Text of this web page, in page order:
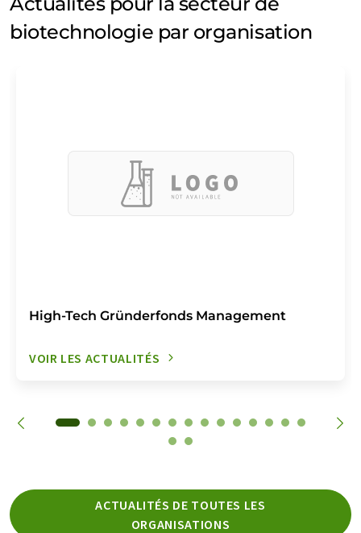
biotechnologie par organisation
High-Tech Gründerfonds Management
VOIR LES ACTUALITÉS
ACTUALITÉS DE TOUTES LES
ORGANISATIONS